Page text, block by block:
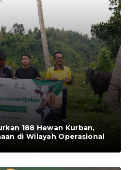
188 Hewan Kurban,
di Wilayah Operasional